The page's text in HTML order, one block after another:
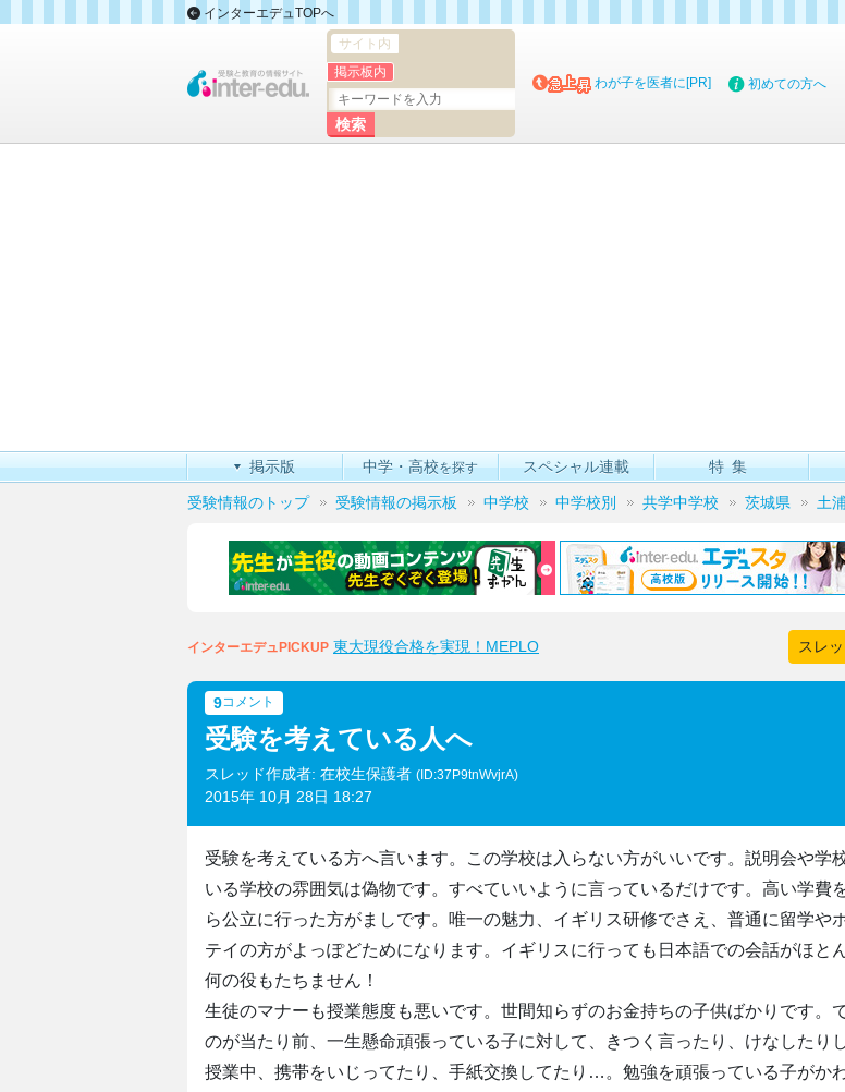
インターエデュTOPへ
サイト内
掲示板内
わが子を医者に[PR] 初めての方へ
掲示版 中学・高校を探す スペシャル連載 特集
受験情報のトップ 受験情報の掲示板 中学校 中学校別 共学中学校 茨城県 土
インターエデュPICKUP 東大現役合格を実現！MEPLO スレ
9コメント
受験を考えている人へ
スレッド作成者: 在校生保護者 (ID:37P9tnWvjrA)
2015年 10月 28日 18:27
受験を考えている方へ言います。この学校は入らない方がいいです。説明会や学
いる学校の雰囲気は偽物です。すべていいように言っているだけです。高い学費
ら公立に行った方がましです。唯一の魅力、イギリス研修でさえ、普通に留学や
テイの方がよっぽどためになります。イギリスに行っても日本語での会話がほとん
何の役もたちません！
生徒のマナーも授業態度も悪いです。世間知らずのお金持ちの子供ばかりです。
のが当たり前、一生懸命頑張っている子に対して、きつく言ったり、けなしたりし
授業中、携帯をいじってたり、手紙交換してたり…。勉強を頑張っている子がか